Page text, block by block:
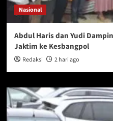
Nasional
Abdul Haris dan Yudi
Jaktim ke Kesbangpol
Redaksi 2 hari ago